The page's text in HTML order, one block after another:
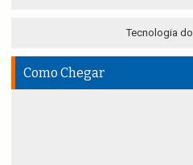
Tecnologia do
Como Chegar